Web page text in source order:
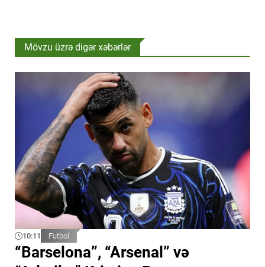
Mövzu üzrə digər xəbərlər
10:11 Futbol
“Barselona”, “Arsenal” və